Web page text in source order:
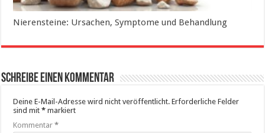
Nierensteine: Ursachen, Symptome und Behandlung
Schreibe einen Kommentar
Deine E-Mail-Adresse wird nicht veröffentlicht. Erforderliche Felder
sind mit* markiert
Kommentar*